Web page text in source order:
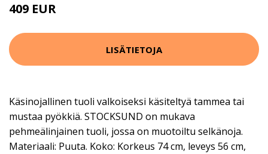
409 EUR
LISÄTIETOJA
Käsinojallinen tuoli valkoiseksi käsiteltyä tammea tai
mustaa pyökkiä. STOCKSUND on mukava
pehmeälinjainen tuoli, jossa on muotoiltu selkänoja.
Materiaali: Puuta. Koko: Korkeus 74 cm, leveys 56 cm,